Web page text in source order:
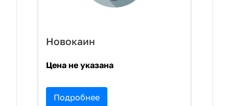
Новокаин
Цена не указана
Подробнее